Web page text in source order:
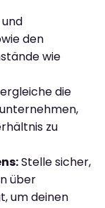
den
wie
die
zu
Stelle sicher,
über
um deinen